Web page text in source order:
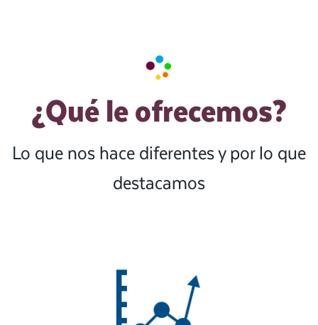
¿Qué le ofrecemos?
Lo que nos hace diferentes y por lo que
destacamos